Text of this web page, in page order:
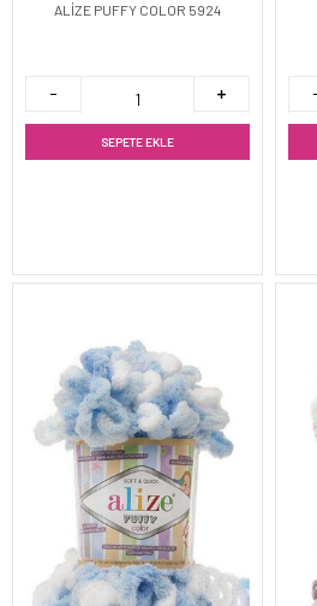
ALİZE PUFFY COLOR 5924
SEPETE EKLE